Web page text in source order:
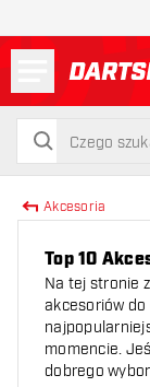
szukaj
szukaj
Akcesoria
Top 10
Na tej stronie
akcesoriów do
momencie.
dobrego